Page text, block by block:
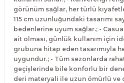
görünüm sağlar, her türlü
115 cm uzunluğundaki tasarımı
bedenlerine uyum sağlar.; -
ait olması, günlük kullanım için
grubuna hitap eden tasarımıyla
uygundur.; - Tüm sezonlarda
geçişlerinde bile konforlu bir
deri materyali ile uzun ömürlü ve